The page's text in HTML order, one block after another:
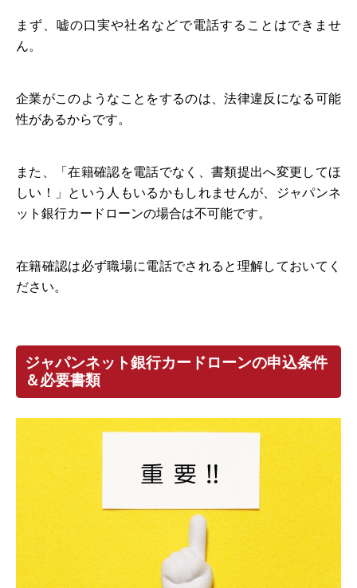
まず、嘘の口実や社名などで電話することはできませ
ん。
企業がこのようなことをするのは、法律違反になる可能
性があるからです。
また、「在籍確認を電話でなく、書類提出へ変更してほ
しい！」という人もいるかもしれませんが、ジャパンネ
ット銀行カードローンの場合は不可能です。
在籍確認は必ず職場に電話でされると理解しておいてく
ださい。
ジャパンネット銀行カードローンの申込条件
＆必要書類